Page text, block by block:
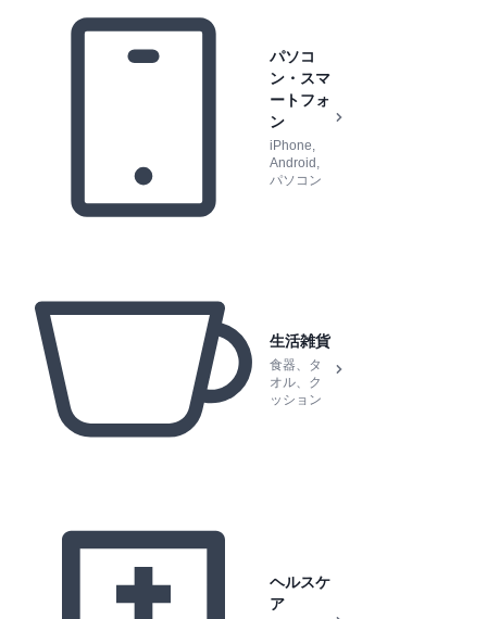
パソコ
ン・スマ
ートフォ
ン
iPhone,
Android,
パソコン
生活雑貨
食器、タ
オル、ク
ッション
ヘルスケ
ア